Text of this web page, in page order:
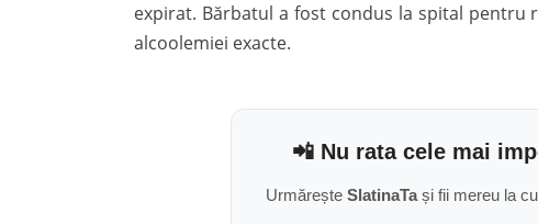
expirat. Bărbatul a fost condus la spital
alcoolemiei exacte.
📲 Nu rata cele mai
Urmărește SlatinaTași fii mereu la